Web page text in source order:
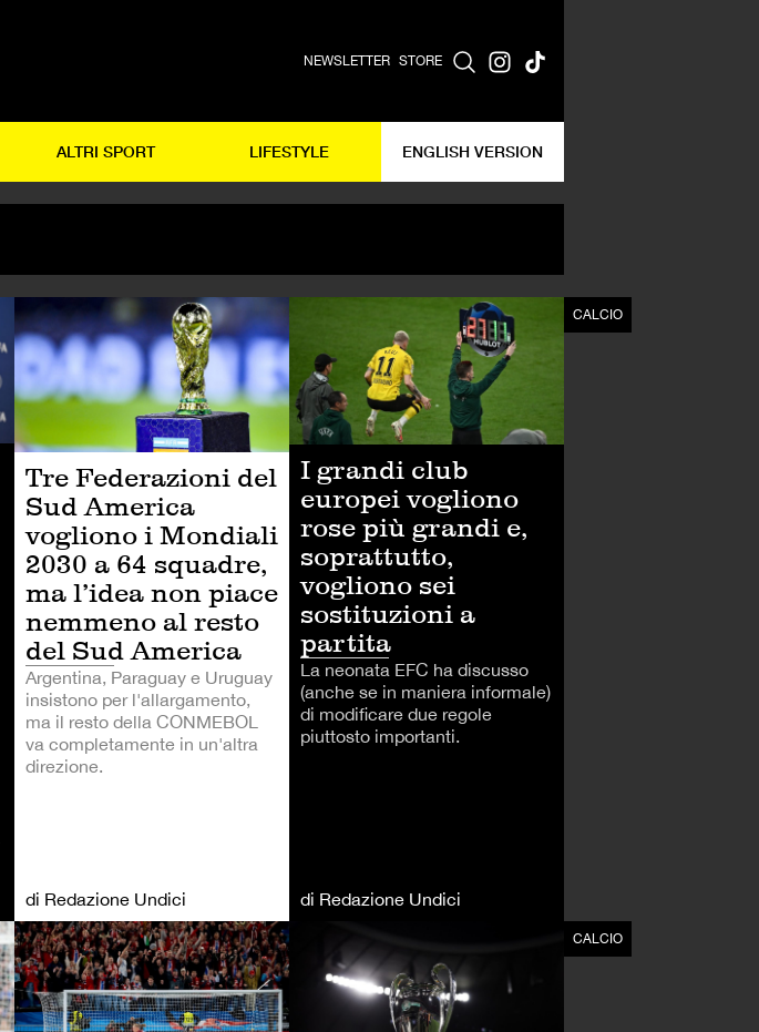
NEWSLETTER STORE
ALTRI SPORT LIFESTYLE ENGLISH VERSION
CALCIO
Tre Federazioni del
Sud America
vogliono i Mondiali
2030 a 64 squadre,
ma l’idea non piace
nemmeno al resto
del Sud America
Argentina, Paraguay e Uruguay
insistono per l'allargamento,
ma il resto della CONMEBOL
va completamente in un'altra
direzione.
di Redazione Undici
CALCIO
I grandi club
europei vogliono
rose più grandi e,
soprattutto,
vogliono sei
sostituzioni a
partita
La neonata EFC ha discusso
(anche se in maniera informale)
di modificare due regole
piuttosto importanti.
di Redazione Undici
CALCIO CALCIO